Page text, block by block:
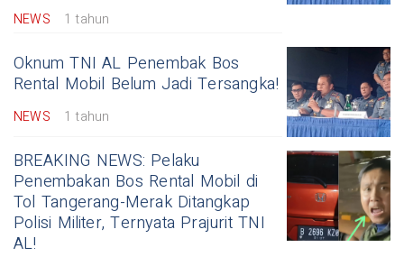
NEWS 1 tahun
Oknum TNI AL Penembak Bos
Rental Mobil Belum Jadi Tersangka!
NEWS 1 tahun
BREAKING NEWS: Pelaku
Penembakan Bos Rental Mobil di
Tol Tangerang-Merak Ditangkap
Polisi Militer, Ternyata Prajurit TNI
AL!